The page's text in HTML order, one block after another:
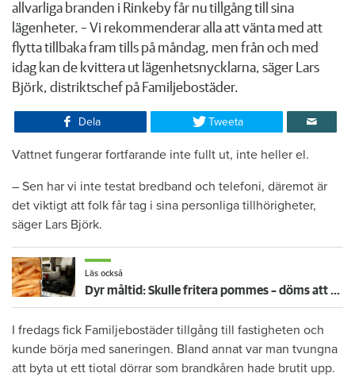
allvarliga branden i Rinkeby får nu tillgång till sina
lägenheter. – Vi rekommenderar alla att vänta med att
flytta tillbaka fram tills på måndag, men från och med
idag kan de kvittera ut lägenhetsnycklarna, säger Lars
Björk, distriktschef på Familjebostäder.
Dela Tweeta
Vattnet fungerar fortfarande inte fullt ut, inte heller el.
– Sen har vi inte testat bredband och telefoni, däremot är
det viktigt att folk får tag i sina personliga tillhörigheter,
säger Lars Björk.
Läs också
Dyr måltid: Skulle fritera pommes – döms att betala 223 419 kronor för köksbrand
I fredags fick Familjebostäder tillgång till fastigheten och
kunde börja med saneringen. Bland annat var man tvungna
att byta ut ett tiotal dörrar som brandkåren hade brutit upp.